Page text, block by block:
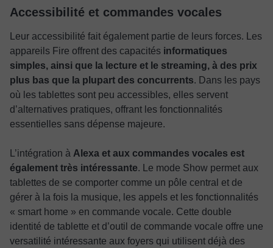
Accessibilité et commandes vocales
Leur accessibilité fait également partie de leurs forces. Les
appareils Fire offrent des capacités informatiques
simples, ainsi que la lecture et le streaming, à des prix
plus bas que la plupart des concurrents. Dans les pays
où les tablettes sont peu accessibles, elles servent
d’alternatives pratiques, offrant les fonctionnalités
essentielles sans dépense majeure.
L’intégration à Alexa et aux commandes vocales est
également très intéressante. Le mode Show permet aux
tablettes de se comporter comme un pôle central et de
gérer à la fois la musique, les appels et les fonctionnalités
« smart home » en commande vocale. Cette double
identité de tablette et d’outil de commande vocale offre une
versatilité intéressante aux foyers qui utilisent déjà des